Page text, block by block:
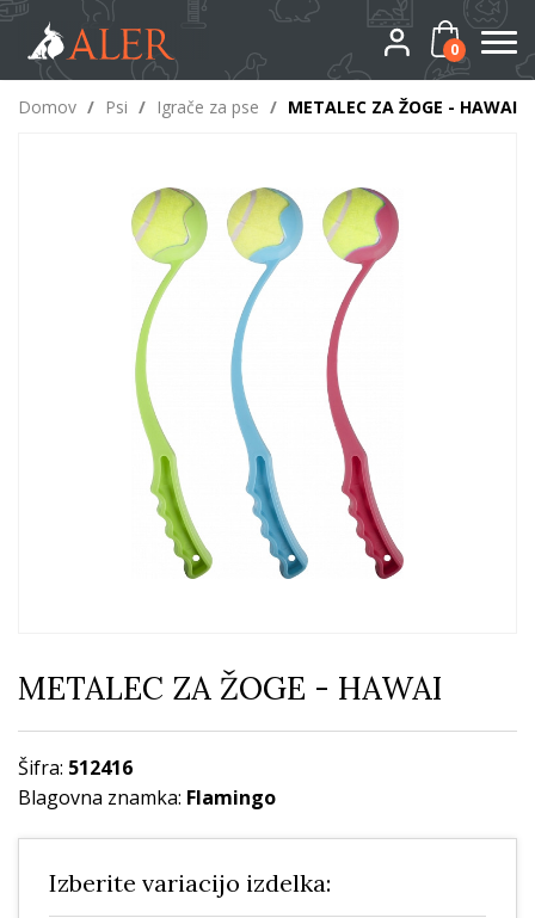
0
Domov / Psi / Igrače za pse / METALEC ZA ŽOGE - HAWAI
METALEC ZA ŽOGE - HAWAI
Šifra: 512416
Blagovna znamka: Flamingo
Izberite variacijo izdelka: